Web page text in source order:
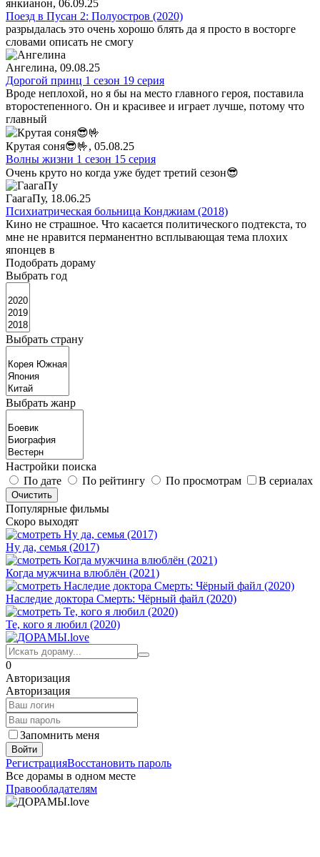
янкианон, 06.09.25
Поезд в Пусан 2: Полуостров (2020)
разрыдалась это очень хорошо блять да я просто в восторге
словами описать не смогу
Ангелина, 09.08.25
Дорогой принц 1 сезон 19 серия
Вроде неплохой, но я бы на место главного героя, поставила
второстепенного. Он и красивее и играет лучше, потому что
главный
Крутая соня😎🤟, 05.08.25
Волны жизни 1 сезон 15 серия
Очень круто но когда уже будет третий сезон😎
ГаагаПу, 18.06.25
Психиатрическая больница Конджиам (2018)
Кино не страшное. Что касается политического подтекста, то
мне не нравится перманентно всплывающая тема плохих
японцев в
Подобрать дораму
Выбрать год
Выбрать страну
Выбрать жанр
Настройки поиска
По дате
По рейтингу По просмотрам В сериалах
Популярные фильмы
Скоро выходят
Ну да, семья (2017)
Когда мужчина влюблён (2021)
Наследие доктора Смерть: Чёрный файл (2020)
Те, кого я любил (2020)
0
Авторизация
Авторизация
Запомнить меня
Войти
РегистрацияВосстановить пароль
Все дорамы в одном месте
Правообладателям